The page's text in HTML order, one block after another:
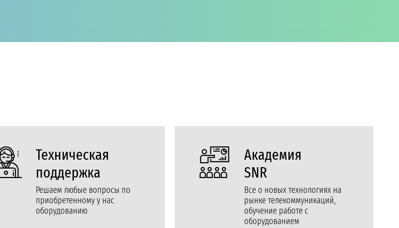
Техническая
поддержка
Решаем любые вопросы по
приобретенному у нас
оборудованию
Академия
SNR
Все о новых технологиях на
рынке телекоммуникаций,
обучение работе с
оборудованием